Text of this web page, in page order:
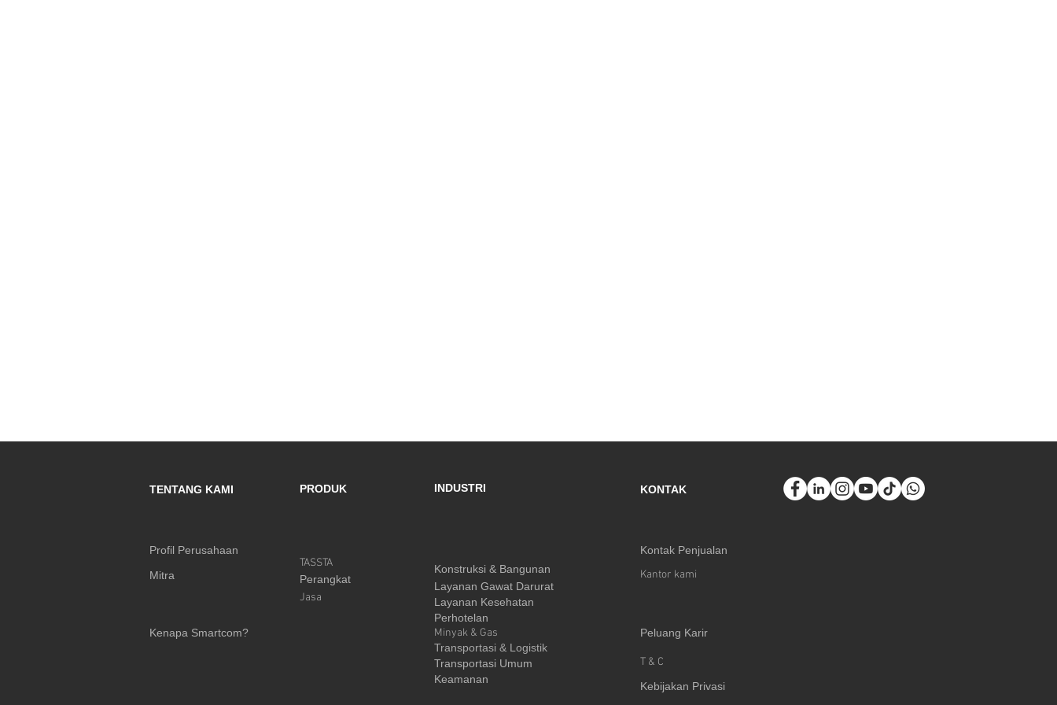
TENTANG KAMI
Profil Perusahaan
Mitra
Kenapa Smartcom?
PRODUK
TASSTA
Perangkat
Jasa
INDUSTRI
Konstruksi & Bangunan
Layanan Gawat Darurat
Layanan Kesehatan
Perhotelan
Minyak & Gas
Transportasi & Logistik
Transportasi Umum
Keamanan
KONTAK
Kontak Penjualan
Kantor kami
Peluang Karir
T & C
Kebijakan Privasi